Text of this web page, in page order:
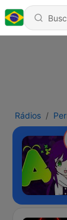
Rádios